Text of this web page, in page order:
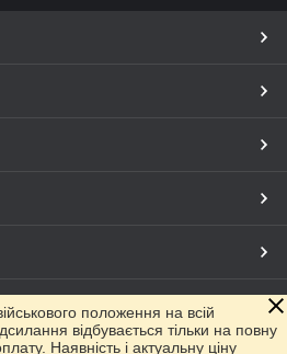
положення на всій
відбувається тільки на повну
Наявність і актуальну ціну